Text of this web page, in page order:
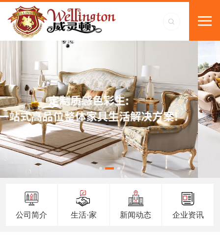
公司简介 生活·家 新闻动态 企业资讯